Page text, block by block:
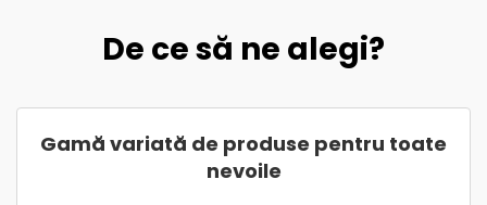
De ce să ne alegi?
Gamă variată de produse pentru toate
nevoile